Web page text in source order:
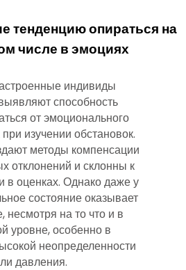
тенденцию опираться на
числе в эмоциях
индивиды
способность
от эмоционального
изучении обстановок.
методы компенсации
отклонений и склонны к
в оценках. Однако даже у
состояние оказывает
несмотря на то что и в
уровне, особенно в
неопределенности
давления.